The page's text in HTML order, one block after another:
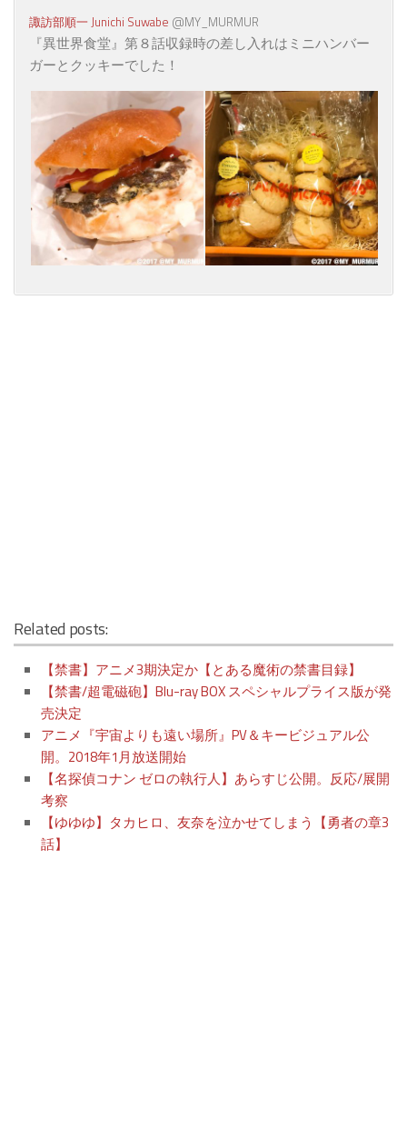
諏訪部順一 Junichi Suwabe ‏ @MY_MURMUR
『異世界食堂』第８話収録時の差し入れはミニハンバー
ガーとクッキーでした！
Related posts:
【禁書】アニメ3期決定か【とある魔術の禁書目録】
【禁書/超電磁砲】Blu-ray BOX スペシャルプライス版が発
売決定
アニメ『宇宙よりも遠い場所』PV＆キービジュアル公
開。2018年1月放送開始
【名探偵コナン ゼロの執行人】あらすじ公開。反応/展開
考察
【ゆゆゆ】タカヒロ、友奈を泣かせてしまう【勇者の章3
話】